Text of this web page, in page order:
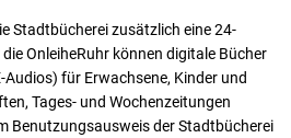
Stadtbücherei zusätzlich eine 24-
OnleiheRuhr können digitale Bücher
für Erwachsene, Kinder und
Tages- und Wochenzeitungen
Benutzungsausweis der Stadtbücherei